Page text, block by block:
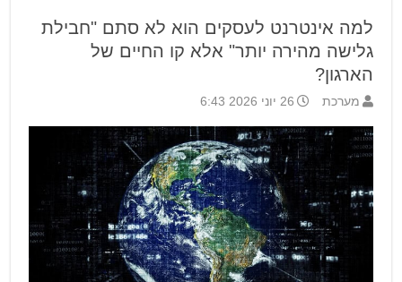
למה אינטרנט לעסקים הוא לא סתם "חבילת
גלישה מהירה יותר" אלא קו החיים של
הארגון?
מערכת 26 יוני 2026 6:43